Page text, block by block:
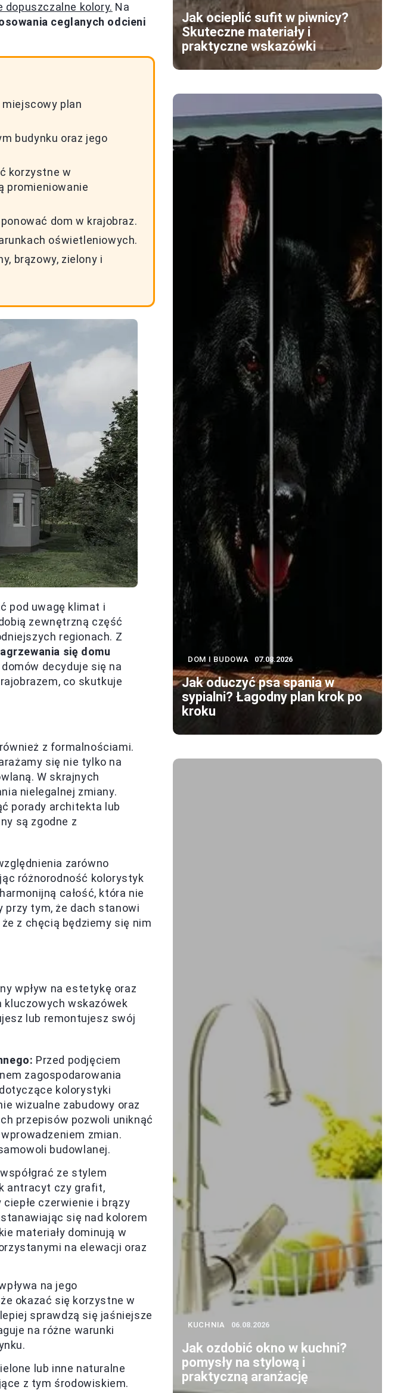
kolory. Na
ceglanych odcieni
plan
budynku oraz jego
korzystne w
promieniowanie
dom w krajobraz.
oświetleniowych.
brązowy, zielony i
pod uwagę klimat i
zewnętrzną część
regionach. Z
się domu
decyduje się na
co skutkuje
z formalnościami.
się nie tylko na
W skrajnych
nielegalnej zmiany.
porady architekta lub
są zgodne z
zarówno
różnorodność kolorystyk
całość, która nie
przy tym, że dach stanowi
z chęcią będziemy się nim
wpływ na estetykę oraz
kluczowych wskazówek
lub remontujesz swój
Przed podjęciem
zagospodarowania
kolorystyki
wizualne zabudowy oraz
przepisów pozwoli uniknąć
zmian.
budowlanej.
ze stylem
antracyt czy grafit,
czerwienie i brązy
się nad kolorem
materiały dominują w
na elewacji oraz
na jego
okazać się korzystne w
sprawdzą się jaśniejsze
na różne warunki
lub inne naturalne
z tym środowiskiem.
Jak ocieplić sufit w piwnicy?
Skuteczne materiały i
praktyczne wskazówki
DOM I BUDOWA 07.08.2026
Jak oduczyć psa spania w
sypialni? Łagodny plan krok po
kroku
KUCHNIA 06.08.2026
Jak ozdobić okno w kuchni?
pomysły na stylową i
praktyczną aranżację